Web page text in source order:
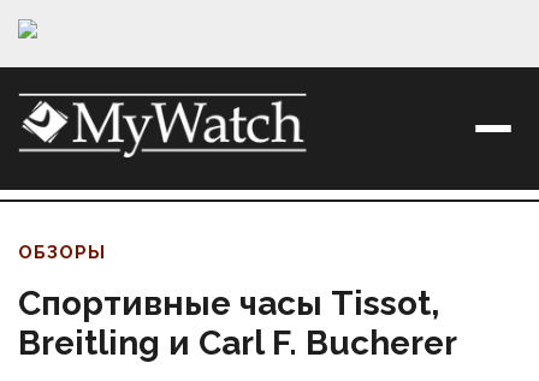
ОБЗОРЫ
Спортивные часы Tissot,
Breitling и Carl F. Bucherer